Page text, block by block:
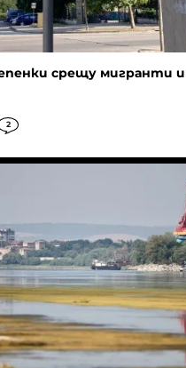
срещу мигранти
2